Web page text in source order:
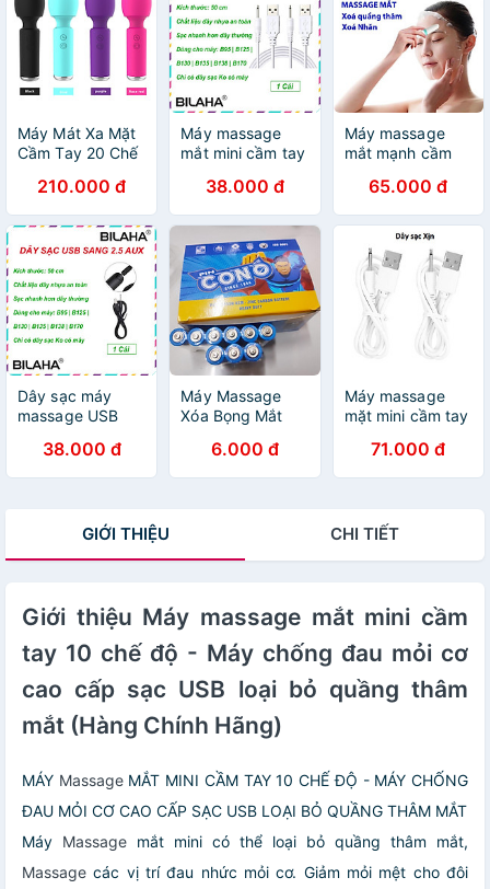
Máy Mát Xa Mặt
Cầm Tay 20 Chế
Thể Sạc Lại -
Hàng Massage
Cao Cấp Nhất
(Giao Hoả Tốc ở
SG)
210.000 đ
Máy massage
mắt mini cầm tay
chống đau mỏi
cơ cao cấp sạc
USB loại bỏ
quầng thâm mắt
(Hàng Chính
Hãng)
38.000 đ
Máy massage
mắt mạnh cầm
thật) (tùy chọn
mẫu) (Hàng
Chính Hãng)
65.000 đ
Dây sạc máy
massage USB
dành cho các loại
máy massage
nhọn loại tốt
38.000 đ
Máy Massage
Xóa Bọng Mắt
Mạnh - Loại Tốt
Giá Rẻ (Xả Kho
6.000 đ
Máy massage
mặt mini cầm tay
chống đau mỏi
cơ cao cấp sạc
71.000 đ
GIỚI THIỆU CHI TIẾT
Giới thiệu Máy massage mắt mini cầm
tay 10 chế độ - Máy chống đau mỏi cơ
cao cấp sạc USB loại bỏ quầng thâm
mắt (Hàng Chính Hãng)
MÁY MassageMẮT MINI CẦM TAY 10 CHẾ ĐỘ - MÁY CHỐNG
ĐAU MỎI CƠ CAO CẤP SẠC USB LOẠI BỎ QUẦNG THÂM MẮT
Máy Massage mắt mini có thể loại bỏ quầng thâm mắt,
Massage các vị trí đau nhức mỏi cơ. Giảm mỏi mệt cho đôi